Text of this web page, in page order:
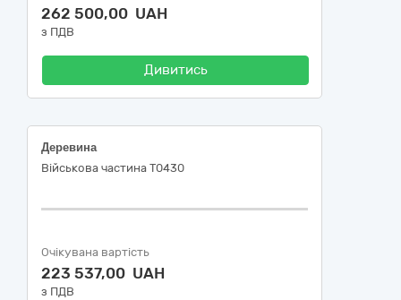
262 500,00 UAH
з ПДВ
Дивитись
Деревина
Військова частина Т0430
Очікувана вартість
223 537,00 UAH
з ПДВ